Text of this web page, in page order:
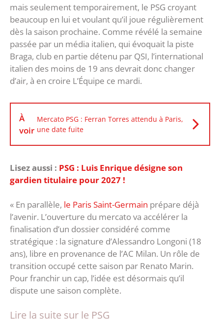
mais seulement temporairement, le PSG croyant
beaucoup en lui et voulant qu’il joue régulièrement
dès la saison prochaine. Comme révélé la semaine
passée par un média italien, qui évoquait la piste
Braga, club en partie détenu par QSI, l’international
italien des moins de 19 ans devrait donc changer
d’air, à en croire L’Équipe ce mardi.
À
voir
Mercato PSG : Ferran Torres attendu à Paris,
une date fuite
Lisez aussi : PSG : Luis Enrique désigne son
gardien titulaire pour 2027 !
« En parallèle, le Paris Saint-Germain prépare déjà
l’avenir. L’ouverture du mercato va accélérer la
finalisation d’un dossier considéré comme
stratégique : la signature d’Alessandro Longoni (18
ans), libre en provenance de l’AC Milan. Un rôle de
transition occupé cette saison par Renato Marin.
Pour franchir un cap, l’idée est désormais qu’il
dispute une saison complète.
Lire la suite sur le PSG